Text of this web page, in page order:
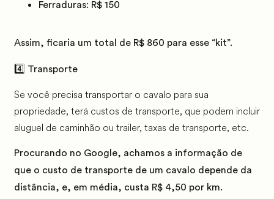
Ferraduras: R$ 150
Assim, ficaria um total de R$ 860 para esse “kit”.
4️⃣ Transporte
Se você precisa transportar o cavalo para sua
propriedade, terá custos de transporte, que podem incluir
aluguel de caminhão ou trailer, taxas de transporte, etc.
Procurando no Google, achamos a informação de
que o custo de transporte de um cavalo depende da
distância, e, em média, custa R$ 4,50 por km.